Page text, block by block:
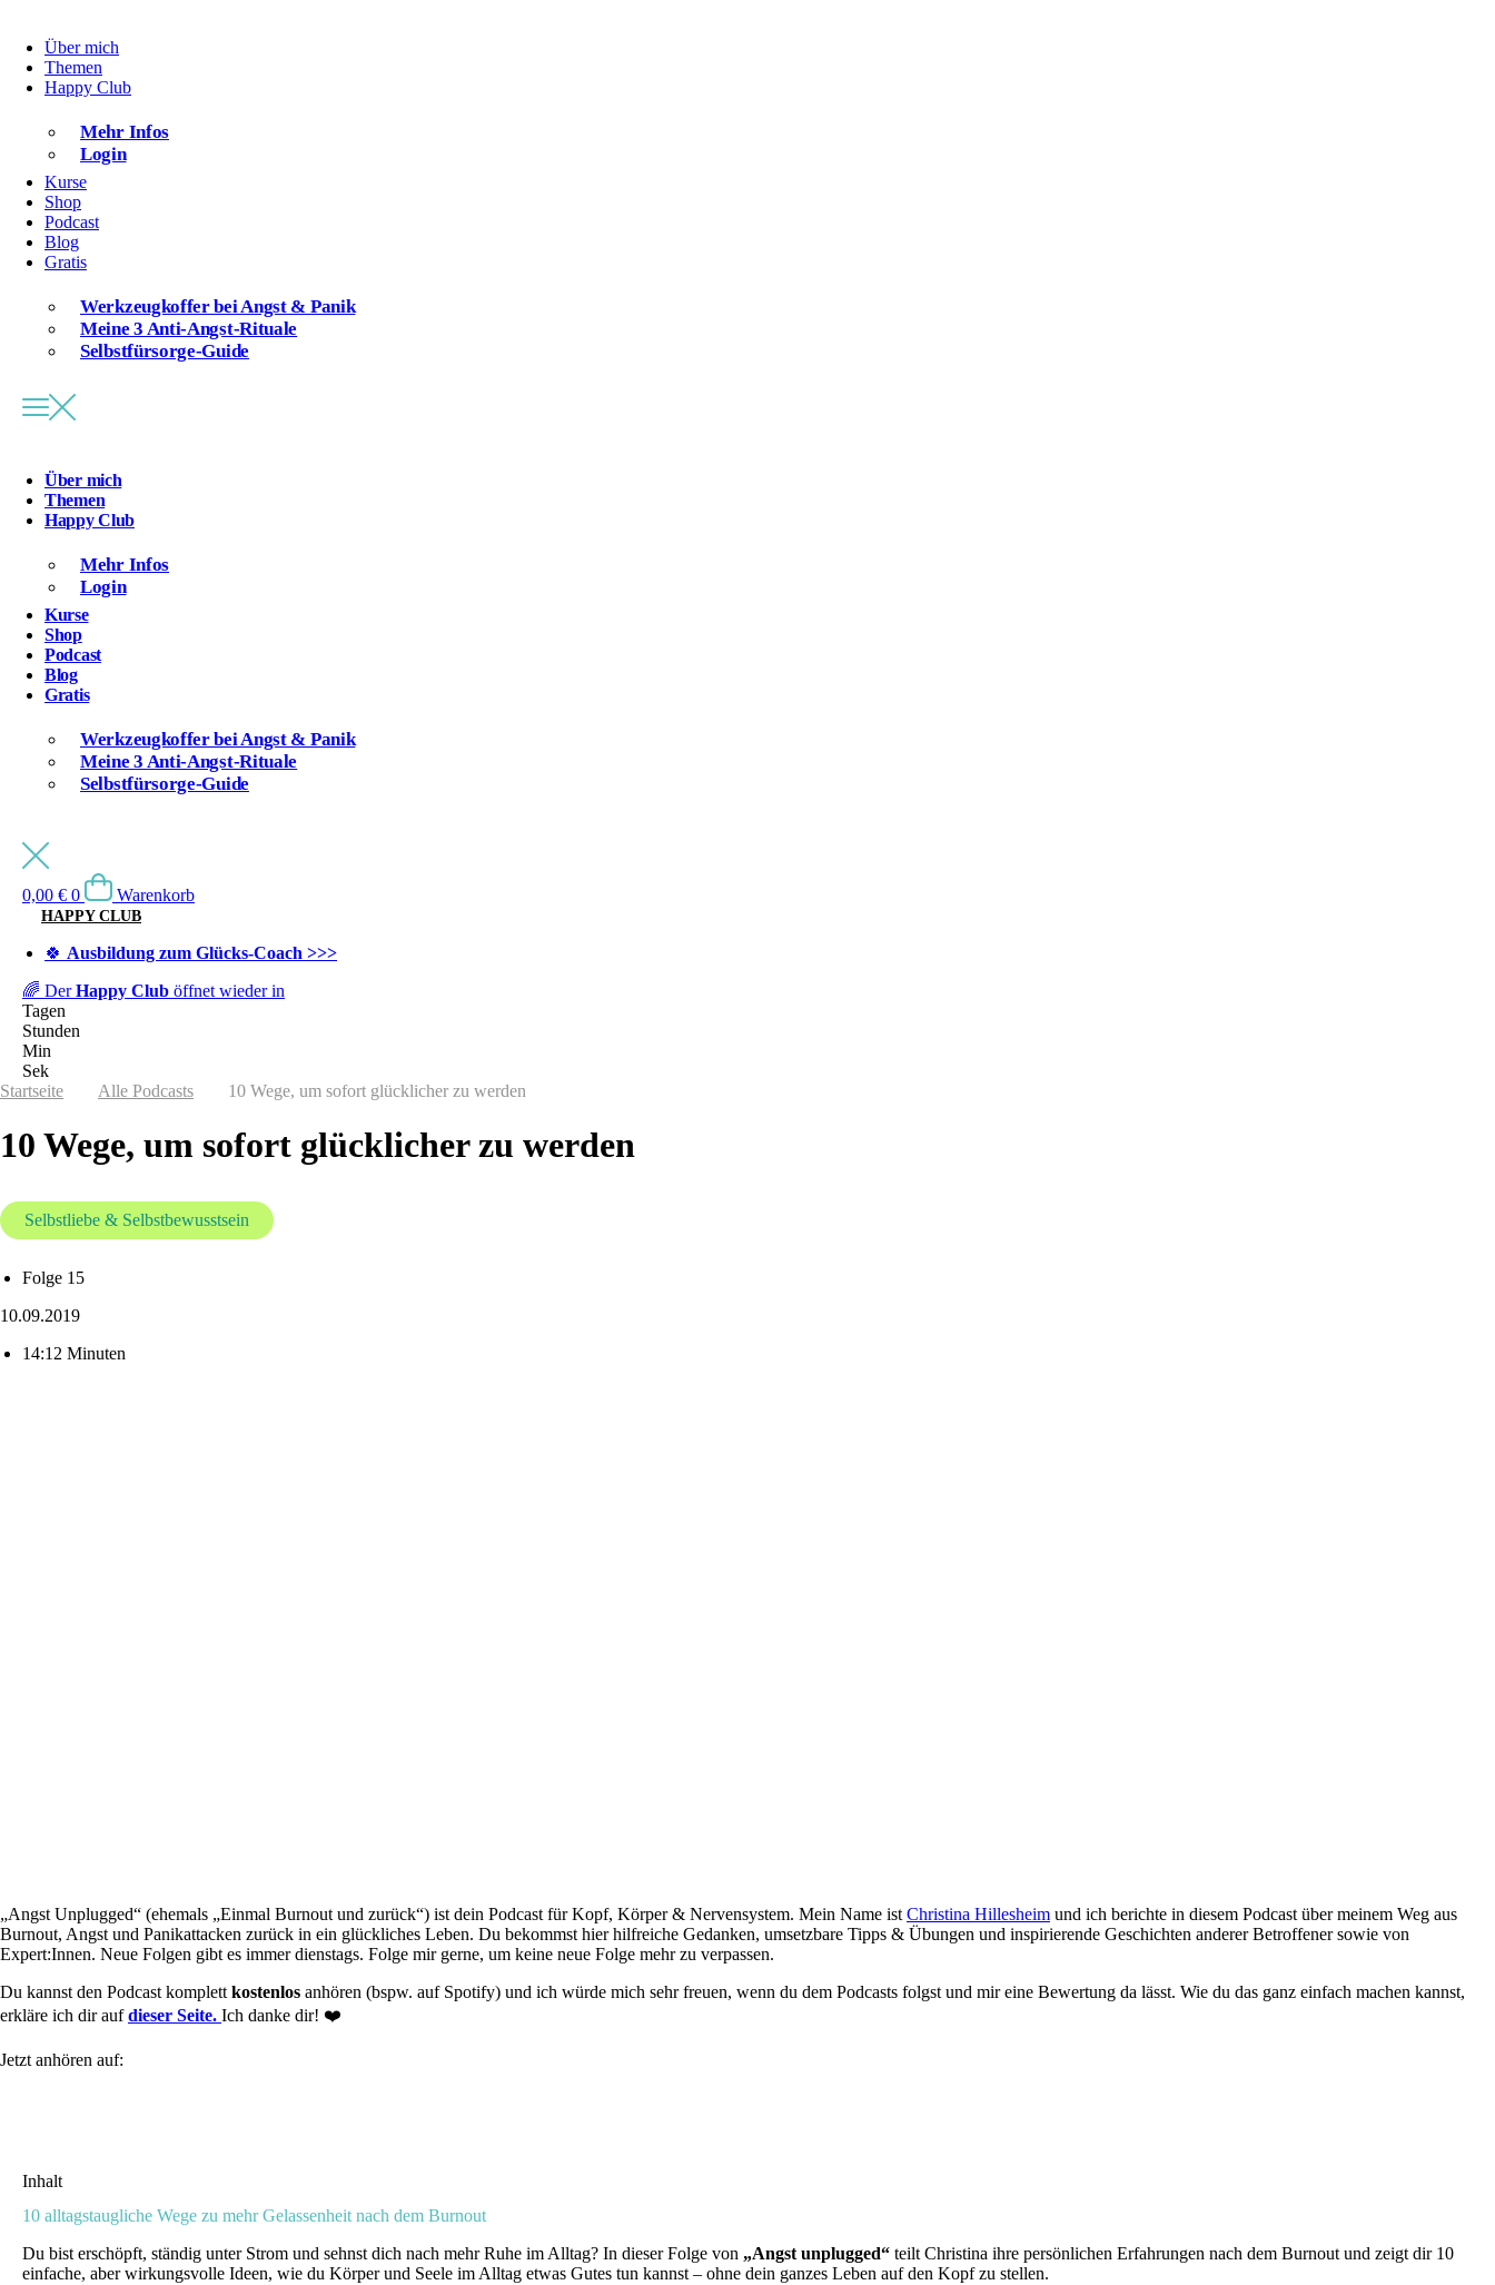
Über mich
Themen
Happy Club
Mehr Infos
Login
Kurse
Shop
Podcast
Blog
Gratis
Werkzeugkoffer bei Angst & Panik
Meine 3 Anti-Angst-Rituale
Selbstfürsorge-Guide
Über mich
Themen
Happy Club
Mehr Infos
Login
Kurse
Shop
Podcast
Blog
Gratis
Werkzeugkoffer bei Angst & Panik
Meine 3 Anti-Angst-Rituale
Selbstfürsorge-Guide
0,00 € 0 Warenkorb
HAPPY CLUB
🍀 Ausbildung zum Glücks-Coach >>>
🌈 DerHappy Club öffnet wieder in
Tagen
Stunden
Min
Sek
Startseite
Alle Podcasts 10 Wege, um sofort glücklicher zu werden
10 Wege, um sofort glücklicher zu werden
Selbstliebe & Selbstbewusstsein
Folge 15
10.09.2019
14:12 Minuten
„Angst Unplugged“ (ehemals „Einmal Burnout und zurück“) ist dein Podcast für Kopf, Körper & Nervensystem. Mein Name ist Christina Hillesheim und ich berichte in diesem Podcast über meinem Weg aus
Burnout, Angst und Panikattacken zurück in ein glückliches Leben. Du bekommst hier hilfreiche Gedanken, umsetzbare Tipps & Übungen und inspirierende Geschichten anderer Betroffener sowie von
Expert:Innen. Neue Folgen gibt es immer dienstags. Folge mir gerne, um keine neue Folge mehr zu verpassen.
Du kannst den Podcast komplett kostenlos anhören (bspw. auf Spotify) und ich würde mich sehr freuen, wenn du dem Podcasts folgst und mir eine Bewertung da lässt. Wie du das ganz einfach machen kannst,
erkläre ich dir aufdieser Seite. Ich danke dir! ❤️
Jetzt anhören auf:
Inhalt
10 alltagstaugliche Wege zu mehr Gelassenheit nach dem Burnout
Du bist erschöpft, ständig unter Strom und sehnst dich nach mehr Ruhe im Alltag? In dieser Folge von „Angst unplugged“ teilt Christina ihre persönlichen Erfahrungen nach dem Burnout und zeigt dir 10
einfache, aber wirkungsvolle Ideen, wie du Körper und Seele im Alltag etwas Gutes tun kannst – ohne dein ganzes Leben auf den Kopf zu stellen.